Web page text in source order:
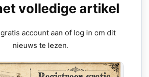
volledige artikel
account aan of log in om dit
nieuws te lezen.